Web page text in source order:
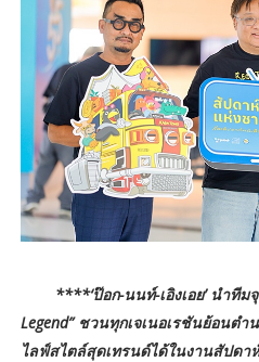
****‘ป๊อก-นนท์-เอิงเอย’ นำทีม
Legend” ชวนทุกเจเนอเรชันย้อนต
ไลฟ์สไตล์สุดเทรนด์ได้ในงานสัปด